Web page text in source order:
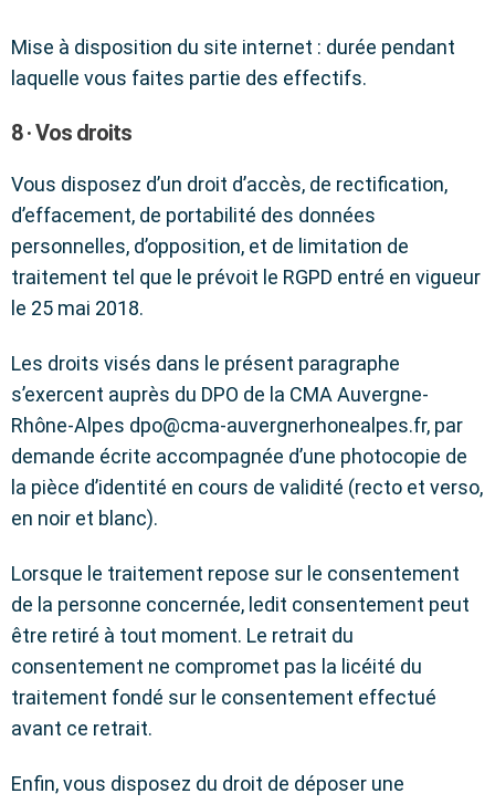
Mise à disposition du site internet : durée pendant
laquelle vous faites partie des effectifs.
8 · Vos droits
Vous disposez d’un droit d’accès, de rectification,
d’effacement, de portabilité des données
personnelles, d’opposition, et de limitation de
traitement tel que le prévoit le RGPD entré en vigueur
le 25 mai 2018.
Les droits visés dans le présent paragraphe
s’exercent auprès du DPO de la CMA Auvergne-
Rhône-Alpes dpo@cma-auvergnerhonealpes.fr, par
demande écrite accompagnée d’une photocopie de
la pièce d’identité en cours de validité (recto et verso,
en noir et blanc).
Lorsque le traitement repose sur le consentement
de la personne concernée, ledit consentement peut
être retiré à tout moment. Le retrait du
consentement ne compromet pas la licéité du
traitement fondé sur le consentement effectué
avant ce retrait.
Enfin, vous disposez du droit de déposer une